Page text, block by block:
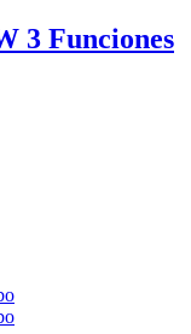
3 Funciones